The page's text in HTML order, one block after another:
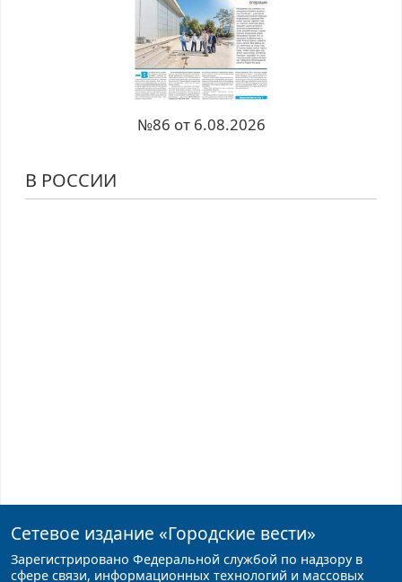
№86 от 6.08.2026
В РОССИИ
Сетевое издание «Городские вести»
Зарегистрировано Федеральной службой по надзору в
сфере связи, информационных технологий и массовых